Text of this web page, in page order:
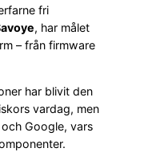
fri
, har målet
– från firmware
har blivit den
vardag, men
Google, vars